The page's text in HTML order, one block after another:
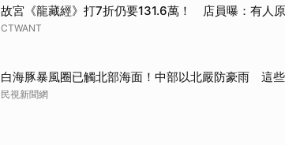
故宮《龍藏經》打7折仍要131.6萬！ 店員曝：有人
CTWANT
白海豚暴風圈已觸北部海面！中部以北嚴防豪雨 這
民視新聞網